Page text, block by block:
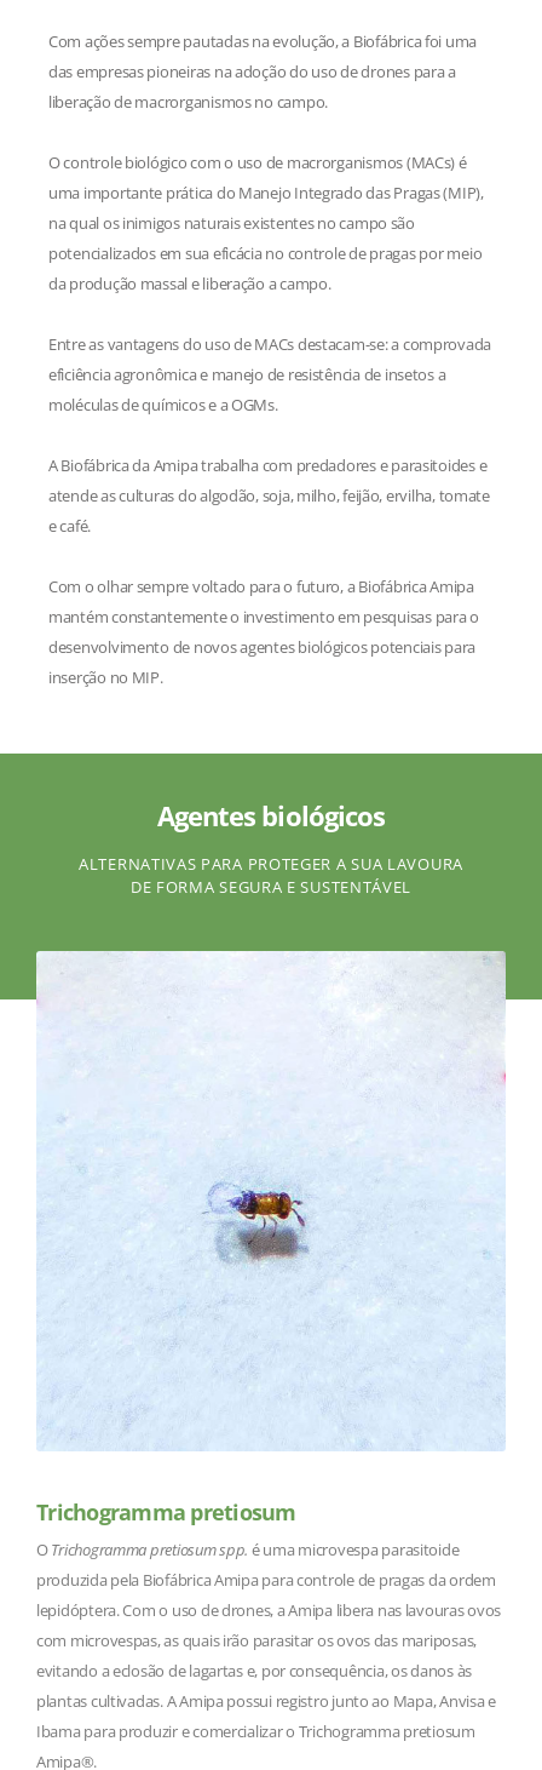
Com ações sempre pautadas na evolução, a Biofábrica foi uma
das empresas pioneiras na adoção do uso de drones para a
liberação de macrorganismos no campo.
O controle biológico com o uso de macrorganismos (MACs) é
uma importante prática do Manejo Integrado das Pragas (MIP),
na qual os inimigos naturais existentes no campo são
potencializados em sua eficácia no controle de pragas por meio
da produção massal e liberação a campo.
Entre as vantagens do uso de MACs destacam-se: a comprovada
eficiência agronômica e manejo de resistência de insetos a
moléculas de químicos e a OGMs.
A Biofábrica da Amipa trabalha com predadores e parasitoides e
atende as culturas do algodão, soja, milho, feijão, ervilha, tomate
e café.
Com o olhar sempre voltado para o futuro, a Biofábrica Amipa
mantém constantemente o investimento em pesquisas para o
desenvolvimento de novos agentes biológicos potenciais para
inserção no MIP.
Agentes biológicos
ALTERNATIVAS PARA PROTEGER A SUA LAVOURA
DE FORMA SEGURA E SUSTENTÁVEL
Trichogramma pretiosum
OTrichogramma pretiosum spp. é uma microvespa parasitoide
produzida pela Biofábrica Amipa para controle de pragas da ordem
lepidóptera. Com o uso de drones, a Amipa libera nas lavouras ovos
com microvespas, as quais irão parasitar os ovos das mariposas,
evitando a eclosão de lagartas e, por consequência, os danos às
plantas cultivadas. A Amipa possui registro junto ao Mapa, Anvisa e
Ibama para produzir e comercializar o Trichogramma pretiosum
Amipa®.